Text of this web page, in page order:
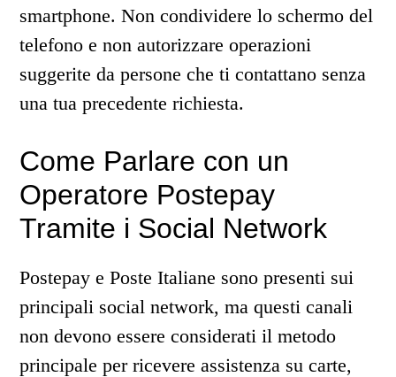
smartphone. Non condividere lo schermo del
telefono e non autorizzare operazioni
suggerite da persone che ti contattano senza
una tua precedente richiesta.
Come Parlare con un
Operatore Postepay
Tramite i Social Network
Postepay e Poste Italiane sono presenti sui
principali social network, ma questi canali
non devono essere considerati il metodo
principale per ricevere assistenza su carte,